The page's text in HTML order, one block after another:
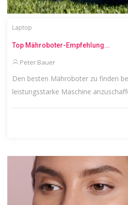
Laptop
Top Mähroboter-Empfehlung...
Peter Bauer
Den besten Mähroboter zu finden
leistungsstarke Maschine